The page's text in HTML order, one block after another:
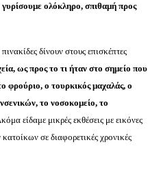
γυρίσουμε ολόκληρο, σπιθαμή προς
δίνουν στους επισκέπτες
ως προς το τι ήταν στο σημείο που
φρούριο, ο τουρκικός μαχαλάς, ο
το νοσοκομείο, το
είδαμε μικρές εκθέσεις με εικόνες
σε διαφορετικές χρονικές